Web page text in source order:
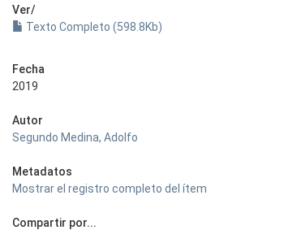
Ver/
Texto Completo (598.8Kb)
Fecha
2019
Autor
Segundo Medina, Adolfo
Metadatos
Mostrar el registro completo del ítem
Compartir por...